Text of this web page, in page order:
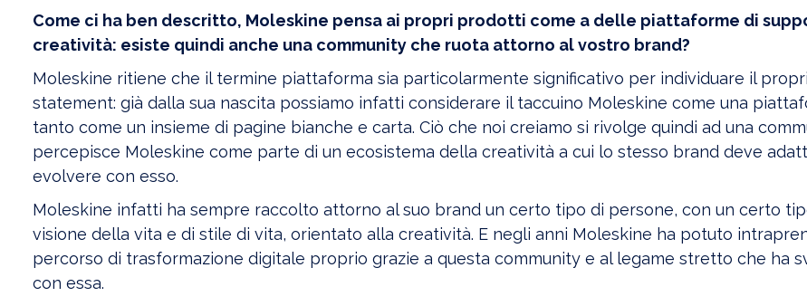
Come ci ha ben descritto, Moleskine pensa ai propri prodotti come a delle piattaforme di
creatività: esiste quindi anche una community che ruota attorno al vostro brand?
Moleskine ritiene che il termine piattaforma sia particolarmente significativo per individuare il
statement: già dalla sua nascita possiamo infatti considerare il taccuino Moleskine come una
tanto come un insieme di pagine bianche e carta. Ciò che noi creiamo si rivolge quindi ad una
percepisce Moleskine come parte di un ecosistema della creatività a cui lo stesso brand deve
evolvere con esso.
Moleskine infatti ha sempre raccolto attorno al suo brand un certo tipo di persone, con un certo
visione della vita e di stile di vita, orientato alla creatività. E negli anni Moleskine ha potuto
percorso di trasformazione digitale proprio grazie a questa community e al legame stretto che ha
con essa.